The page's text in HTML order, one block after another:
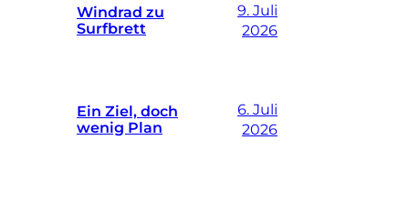
Windrad zu
Surfbrett
9. Juli
2026
Ein Ziel, doch
wenig Plan
6. Juli
2026